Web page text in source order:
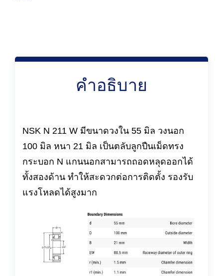
คำอธิบาย
NSK N 211 W มีขนาดวงใน 55 มิล วงนอก
100 มิล หนา 21 มิล เป็นตลับลูกปืนเม็ดทรง
กระบอก N แกนนอกสามารถถอดหลุดออกได้
ทั้งสองด้าน ทำให้สะดวกต่อการติดตั้ง รองรับ
แรงโหลดได้สูงมาก